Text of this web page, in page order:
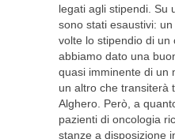
legati agli stipendi. Su
sono stati esaustivi:
volte lo stipendio di
abbiamo dato una
quasi imminente di un
un altro che transiterà
Alghero. Però, a
pazienti di oncologia
stanze a disposizione